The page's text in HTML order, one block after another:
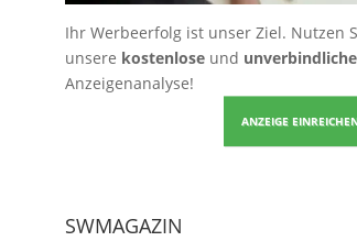
Ihr Werbeerfolg ist unser Ziel. Nutzen
unsere kostenloseund unverbindliche
Anzeigenanalyse!
ANZEIGE
SWMAGAZIN